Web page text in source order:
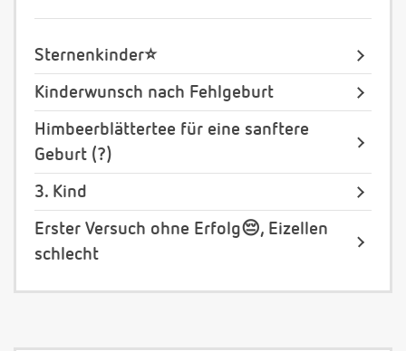
Sternenkinder⭐️
Kinderwunsch nach Fehlgeburt
Himbeerblättertee für eine sanftere
Geburt (?)
3. Kind
Erster Versuch ohne Erfolg😔, Eizellen
schlecht